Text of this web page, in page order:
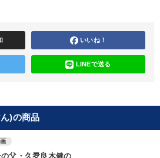
いいね！
LINEで送る
)の商品
父・久夛良木健の